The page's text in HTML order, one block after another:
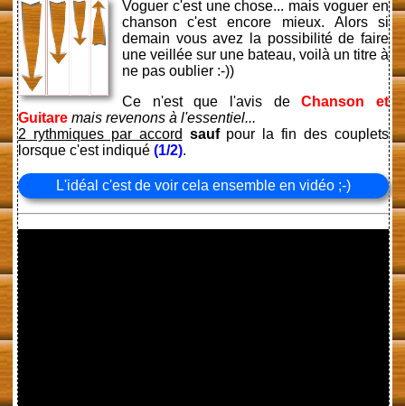
Voguer c'est une chose... mais voguer en
chanson c'est encore mieux. Alors si
demain vous avez la possibilité de faire
une veillée sur une bateau, voilà un titre à
ne pas oublier :-))
Ce n'est que l'avis deChanson et
Guitare mais revenons à l'essentiel...
2 rythmiques par accord saufpour la fin des couplets
lorsque c'est indiqué (1/2).
L'idéal c'est de voir cela ensemble en vidéo ;-)